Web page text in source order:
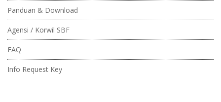
Panduan & Download
Agensi / Korwil SBF
FAQ
Info Request Key